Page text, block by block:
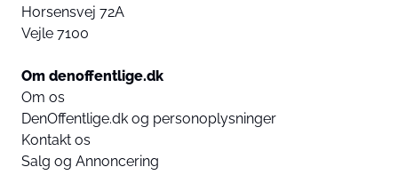
Horsensvej 72A
Vejle 7100
Om denoffentlige.dk
Om os
DenOffentlige.dk og personoplysninger
Kontakt os
Salg og Annoncering